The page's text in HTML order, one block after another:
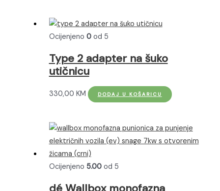
Ocijenjeno 0od 5
Type 2 adapter na šuko
utičnicu
330,00 KM DODAJ U KOŠARICU
Ocijenjeno 5.00od 5